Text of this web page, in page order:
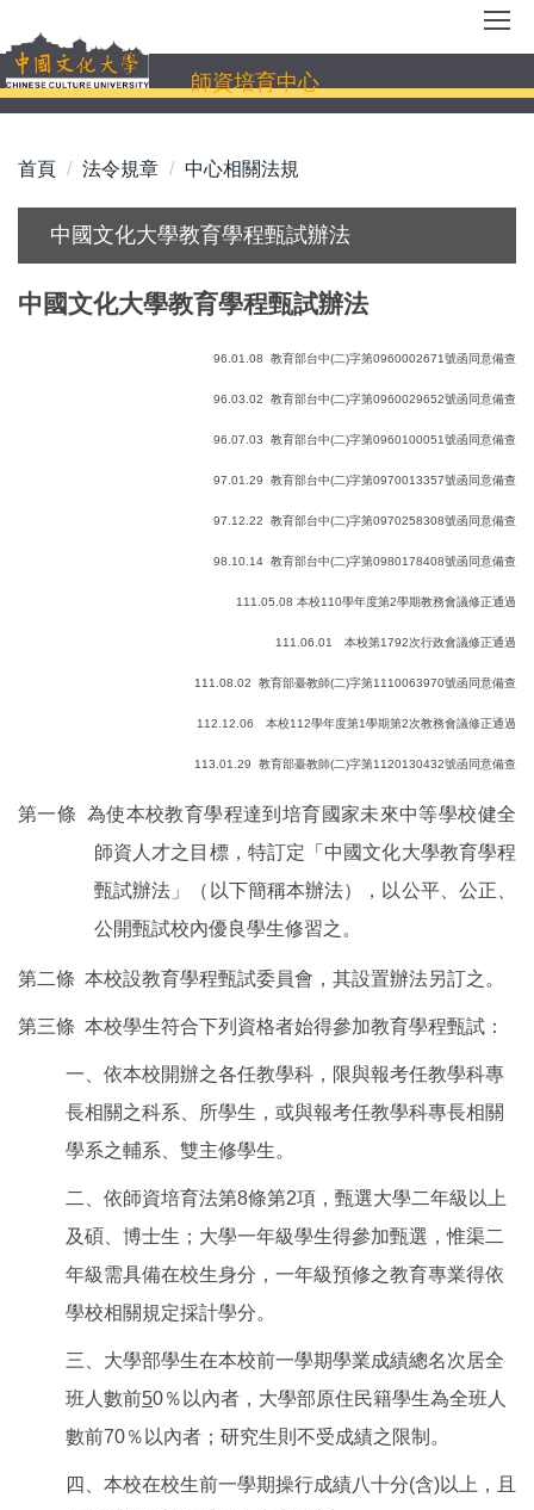
到
主
要
容
師資培育中心
首頁 法令規章 中心相關法規
中國文化大學教育學程甄試辦法
中國文化大學教育學程甄試辦法
96.01.08 教育部台中(二)字第0960002671號函同意備查
96.03.02 教育部台中(二)字第0960029652號函同意備查
96.07.03 教育部台中(二)字第0960100051號函同意備查
97.01.29 教育部台中(二)字第0970013357號函同意備查
97.12.22 教育部台中(二)字第0970258308號函同意備查
98.10.14 教育部台中(二)字第0980178408號函同意備查
111.05.08 本校110學年度第2學期教務會議修正通過
111.06.01 本校第1792次行政會議修正通過
111.08.02 教育部臺教師(二)字第1110063970號函同意備查
112.12.06 本校112學年度第1學期第2次教務會議修正通過
113.01.29 教育部臺教師(二)字第1120130432號函同意備查
第一條 為使本校教育學程達到培育國家未來中等學校健全
師資人才之目標，特訂定「中國文化大學教育學程
甄試辦法」（以下簡稱本辦法），以公平、公正、
公開甄試校內優良學生修習之。
第二條 本校設教育學程甄試委員會，其設置辦法另訂之。
第三條 本校學生符合下列資格者始得參加教育學程甄試：
一、依本校開辦之各任教學科，限與報考任教學科專
長相關之科系、所學生，或與報考任教學科專長相關
學系之輔系、雙主修學生。
二、依師資培育法第8條第2項，甄選大學二年級以上
及碩、博士生；大學一年級學生得參加甄選，惟渠二
年級需具備在校生身分，一年級預修之教育專業得依
學校相關規定採計學分。
三、大學部學生在本校前一學期學業成績總名次居全
班人數前50％以內者，大學部原住民籍學生為全班人
數前70％以內者；研究生則不受成績之限制。
四、本校在校生前一學期操行成績八十分(含)以上，且